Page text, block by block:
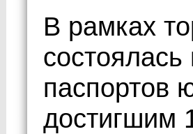
В рамках
паспортов
достигшим